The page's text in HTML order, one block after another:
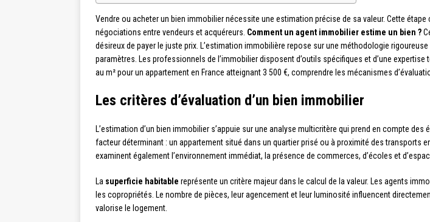
Vendre ou acheter un bien immobilier nécessite une estimation précise de sa valeur. Cette
négociations entre vendeurs et acquéreurs. Comment un agent immobilier estime un bien ?
désireux de payer le juste prix. L’estimation immobilière repose sur une méthodologie
paramètres. Les professionnels de l’immobilier disposent d’outils spécifiques et d’une
au m² pour un appartement en France atteignant 3 500 €, comprendre les mécanismes
Les critères d’évaluation d’un bien immobilier
L’estimation d’un bien immobilier s’appuie sur une analyse multicritère qui prend en compte
facteur déterminant : un appartement situé dans un quartier prisé ou à proximité des transports
examinent également l’environnement immédiat, la présence de commerces, d’écoles et
La superficie habitable représente un critère majeur dans le calcul de la valeur. Les agents
les copropriétés. Le nombre de pièces, leur agencement et leur luminosité influencent
valorise le logement.